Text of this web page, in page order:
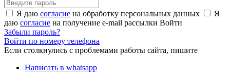
Я даю согласие на обработку персональных данных
Я
даю согласие на получение e-mail рассылки Войти
Забыли пароль?
Войти по номеру телефона
Если столкнулись с проблемами работы сайта, пишите
Написать в whatsapp